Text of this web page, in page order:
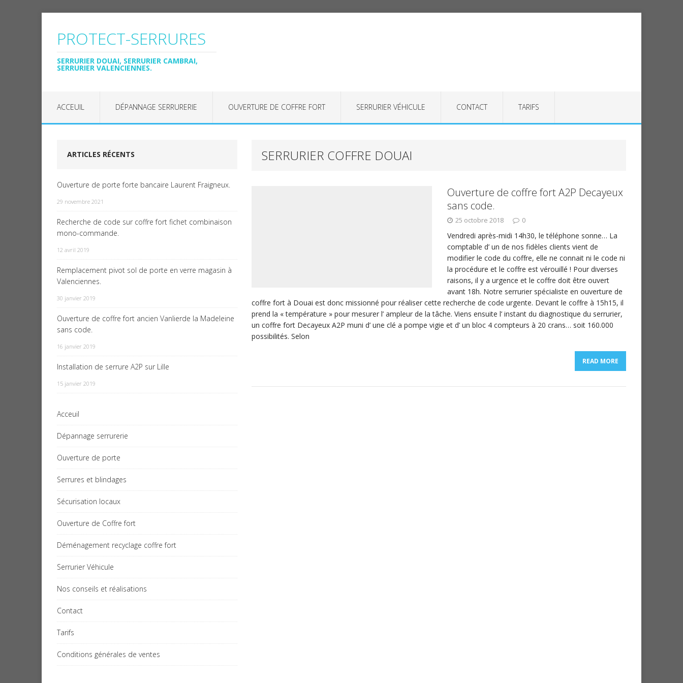
PROTECT-SERRURES
SERRURIER DOUAI, SERRURIER CAMBRAI,
SERRURIER VALENCIENNES.
ACCEUIL DÉPANNAGE SERRURERIE OUVERTURE DE COFFRE FORT SERRURIER VÉHICULE CONTACT TARIFS
SERRURIER COFFRE DOUAI
Ouverture de coffre fort A2P Decayeux
sans code.
25 octobre 2018 0
Vendredi après-midi 14h30, le téléphone sonne… La
comptable d’ un de nos fidèles clients vient de
modifier le code du coffre, elle ne connait ni le code ni
la procédure et le coffre est vérouillé ! Pour diverses
raisons, il y a urgence et le coffre doit être ouvert
avant 18h. Notre serrurier spécialiste en ouverture de
coffre fort à Douai est donc missionné pour réaliser cette recherche de code urgente. Devant le coffre à 15h15, il
prend la « température » pour mesurer l’ ampleur de la tâche. Viens ensuite l’ instant du diagnostique du serrurier,
un coffre fort Decayeux A2P muni d’ une clé a pompe vigie et d’ un bloc 4 compteurs à 20 crans… soit 160.000
possibilités. Selon
READ MORE
ARTICLES RÉCENTS
Ouverture de porte forte bancaire Laurent Fraigneux.
29 novembre 2021
Recherche de code sur coffre fort fichet combinaison
mono-commande.
12 avril 2019
Remplacement pivot sol de porte en verre magasin à
Valenciennes.
30 janvier 2019
Ouverture de coffre fort ancien Vanlierde la Madeleine
sans code.
16 janvier 2019
Installation de serrure A2P sur Lille
15 janvier 2019
Acceuil
Dépannage serrurerie
Ouverture de porte
Serrures et blindages
Sécurisation locaux
Ouverture de Coffre fort
Déménagement recyclage coffre fort
Serrurier Véhicule
Nos conseils et réalisations
Contact
Tarifs
Conditions générales de ventes